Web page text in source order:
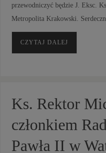
przewodniczyć będzie J. Eksc.
Metropolita Krakowski.
CZYTAJ DALEJ
Ks. Rektor
członkiem
Pawła II w